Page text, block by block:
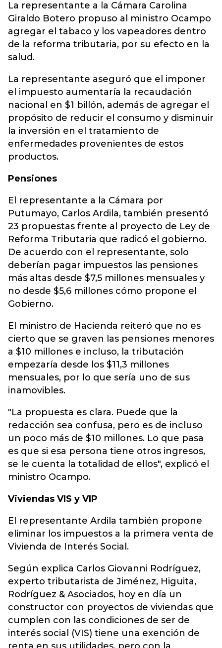
La representante a la Cámara Carolina
Giraldo Botero propuso al ministro Ocampo
agregar el tabaco y los vapeadores dentro
de la reforma tributaria, por su efecto en la
salud.
La representante aseguró que el imponer
el impuesto aumentaría la recaudación
nacional en $1 billón, además de agregar el
propósito de reducir el consumo y disminuir
la inversión en el tratamiento de
enfermedades provenientes de estos
productos.
Pensiones
El representante a la Cámara por
Putumayo, Carlos Ardila, también presentó
23 propuestas frente al proyecto de Ley de
Reforma Tributaria que radicó el gobierno.
De acuerdo con el representante, solo
deberían pagar impuestos las pensiones
más altas desde $7,5 millones mensuales y
no desde $5,6 millones cómo propone el
Gobierno.
El ministro de Hacienda reiteró que no es
cierto que se graven las pensiones menores
a $10 millones e incluso, la tributación
empezaría desde los $11,3 millones
mensuales, por lo que sería uno de sus
inamovibles.
"La propuesta es clara. Puede que la
redacción sea confusa, pero es de incluso
un poco más de $10 millones. Lo que pasa
es que si esa persona tiene otros ingresos,
se le cuenta la totalidad de ellos", explicó el
ministro Ocampo.
Viviendas VIS y VIP
El representante Ardila también propone
eliminar los impuestos a la primera venta de
Vivienda de Interés Social.
Según explica Carlos Giovanni Rodríguez,
experto tributarista de Jiménez, Higuita,
Rodríguez & Asociados, hoy en día un
constructor con proyectos de viviendas que
cumplen con las condiciones de ser de
interés social (VIS) tiene una exención de